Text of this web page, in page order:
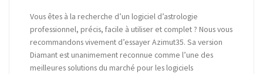
Vous êtes à la recherche d’un logiciel d’astrologie
professionnel, précis, facile à utiliser et complet ? Nous vous
recommandons vivement d’essayer Azimut35. Sa version
Diamant est unanimement reconnue comme l’une des
meilleures solutions du marché pour les logiciels